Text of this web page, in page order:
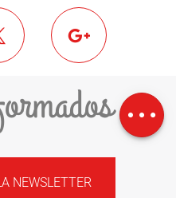
Desnivel
NEWSLETTER